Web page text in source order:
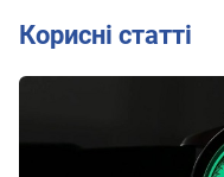
Корисні статті